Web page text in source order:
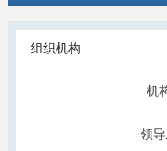
组织机构
机
领